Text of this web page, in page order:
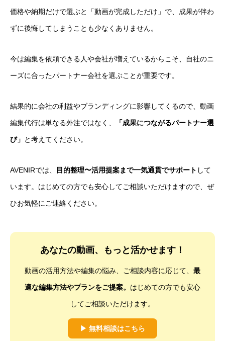
価格や納期だけで選ぶと「動画が完成しただけ」で、成果が伴わ
ずに後悔してしまうことも少なくありません。
今は編集を依頼できる人や会社が増えているからこそ、自社のニ
ーズに合ったパートナー会社を選ぶことが重要です。
結果的に会社の利益やブランディングに影響してくるので、動画
編集代行は単なる外注ではなく、 「成果につながるパートナー選
び」 と考えてください。
AVENIRでは、 目的整理〜活用提案まで一気通貫でサポート して
います。はじめての方でも安心してご相談いただけますので、ぜ
ひお気軽にご連絡ください。
あなたの動画、もっと活かせます！
動画の活用方法や編集の悩み、ご相談内容に応じて、 最
適な編集方法やプランをご提案。 はじめての方でも安心
してご相談いただけます。
▶ 無料相談はこちら